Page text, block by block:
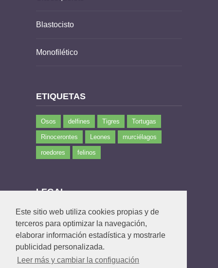
Este sitio web utiliza cookies propias y de
terceros para optimizar la navegación,
elaborar información estadística y mostrarle
publicidad personalizada.
Leer más y cambiar la configuación
Blastocisto
Monofilético
ETIQUETAS
Osos delfines Tigres Tortugas
Rinocerontes Leones murciélagos
roedores felinos
LEGAL
Política de privacidad
Política de Cookies
Contacto